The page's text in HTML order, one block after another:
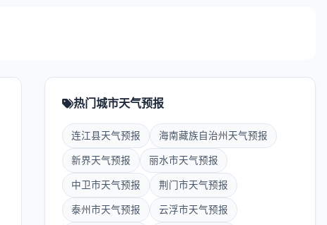
热门城市天气预报
连江县天气预报 海南藏族自治州天气预报
新界天气预报 丽水市天气预报
中卫市天气预报 荆门市天气预报
泰州市天气预报 云浮市天气预报